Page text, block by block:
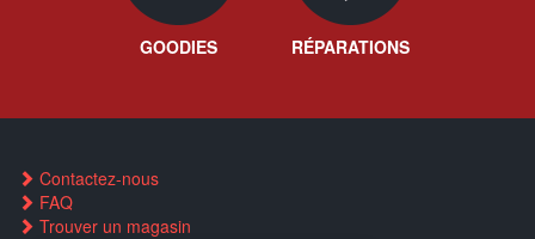
GOODIES RÉPARATIONS
Contactez-nous
FAQ
Trouver un magasin